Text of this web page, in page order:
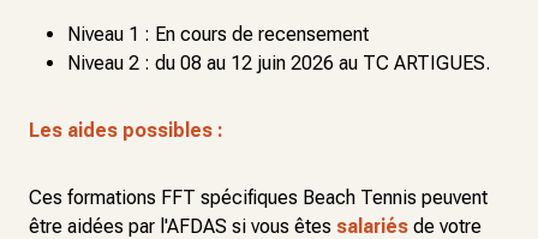
Niveau 1 : En cours de recensement
Niveau 2 : du 08 au 12 juin 2026 au TC ARTIGUES.
Les aides possibles :
Ces formations FFT spécifiques Beach Tennis peuvent
être aidées par l'AFDAS si vous êtes salariés de votre